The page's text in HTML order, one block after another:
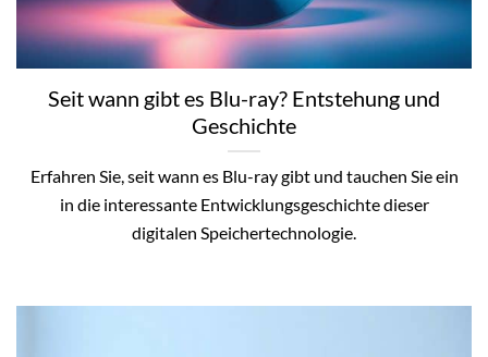
Seit wann gibt es Blu-ray? Entstehung und
Geschichte
Erfahren Sie, seit wann es Blu-ray gibt und tauchen Sie ein
in die interessante Entwicklungsgeschichte dieser
digitalen Speichertechnologie.